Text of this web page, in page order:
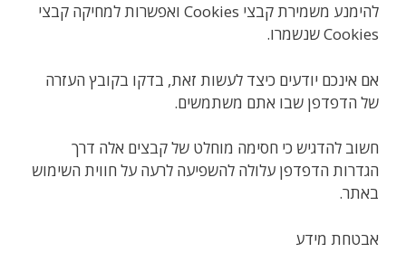
להימנע משמירת קבצי Cookies ואפשרות למחיקה קבצי
Cookies שנשמרו.
אם אינכם יודעים כיצד לעשות זאת, בדקו בקובץ העזרה
של הדפדפן שבו אתם משתמשים.
חשוב להדגיש כי חסימה מוחלט של קבצים אלה דרך
הגדרות הדפדפן עלולה להשפיעה לרעה על חווית השימוש
באתר.
אבטחת מידע